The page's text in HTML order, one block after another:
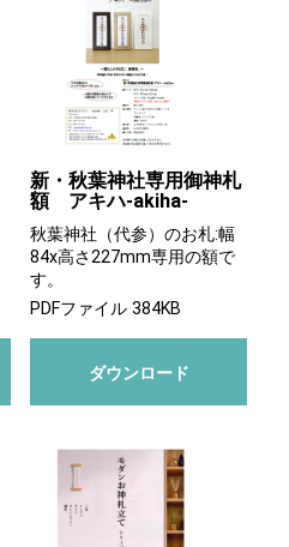
新・秋葉神社専用御神札
額 アキハ-akiha-
秋葉神社（代参）のお札:幅
84x高さ227mm専用の額で
す。
PDFファイル 384KB
ダウンロード